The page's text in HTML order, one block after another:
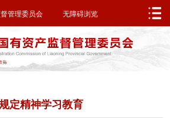
邮箱系统 无障碍浏览
管理委员会 无障碍浏览
定精神学习教育